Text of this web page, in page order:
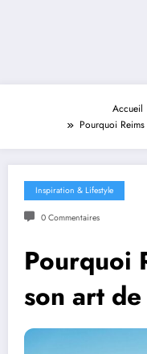
Accueil
Pourquoi
Inspiration & Lifestyle
0 Commentaires
Pourquoi
son art